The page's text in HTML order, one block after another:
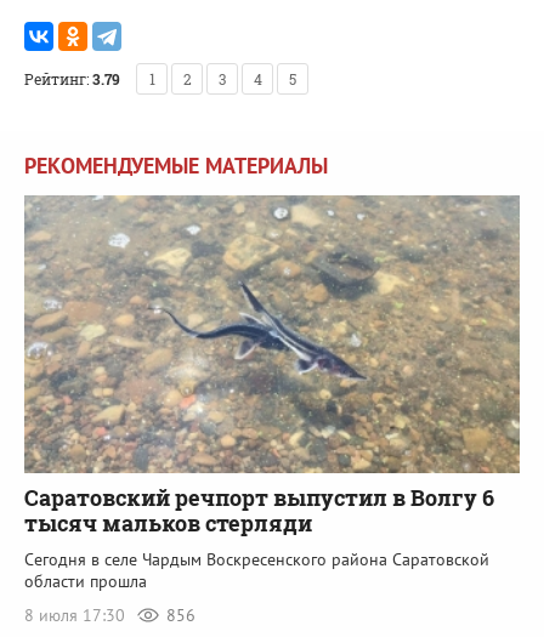
Рейтинг:3.79 1 2 3 4 5
РЕКОМЕНДУЕМЫЕ МАТЕРИАЛЫ
Саратовский речпорт выпустил в Волгу 6
тысяч мальков стерляди
Сегодня в селе Чардым Воскресенского района Саратовской
области прошла
8 июля 17:30
856